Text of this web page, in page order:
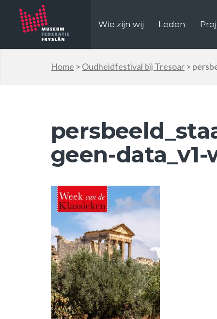
Wie zijn wij Leden
Home > Oudheidfestival bij Tresoar >
geen-